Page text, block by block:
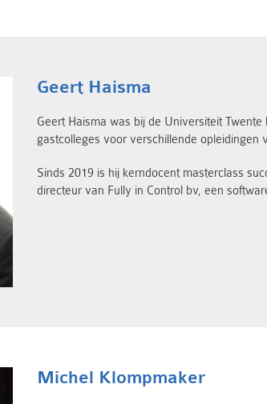
Geert Haisma
Geert Haisma was bij de Universiteit
gastcolleges voor verschillende opleidingen
Sinds 2019 is hij kerndocent masterclass
directeur van Fully in Control bv, een
Michel Klompmaker